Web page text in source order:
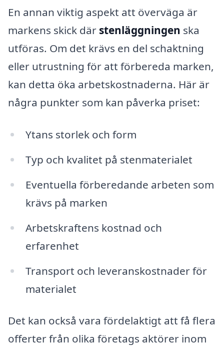
En annan viktig aspekt att överväga är
markens skick där stenläggningen ska
utföras. Om det krävs en del schaktning
eller utrustning för att förbereda marken,
kan detta öka arbetskostnaderna. Här är
några punkter som kan påverka priset:
Ytans storlek och form
Typ och kvalitet på stenmaterialet
Eventuella förberedande arbeten som
krävs på marken
Arbetskraftens kostnad och
erfarenhet
Transport och leveranskostnader för
materialet
Det kan också vara fördelaktigt att få flera
offerter från olika företags aktörer inom